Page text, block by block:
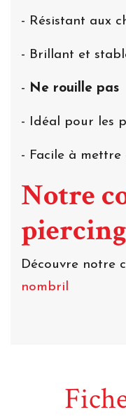
- Résistant aux
- Brillant et
- Ne rouille pas
- Idéal pour les
- Facile à
Notre
Découvre notre
nombril